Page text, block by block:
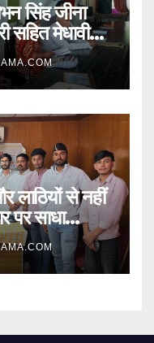
सिंह जीना
सहित मेधावी
लाठियों से नहीं
पर साधा